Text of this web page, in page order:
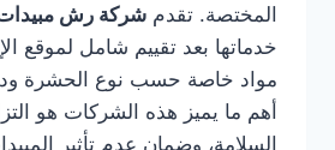
المختصة. تقدم شركة رش
خدماتها بعد تقييم شامل لموقع
مواد خاصة حسب نوع الحشرة
أهم ما يميز هذه الشركات هو
السلامة، وضمان عدم تأثير